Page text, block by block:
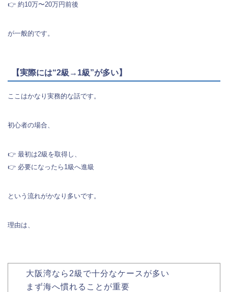
👉 約10万〜20万円前後
が一般的です。
【実際には“2級→1級”が多い】
ここはかなり実務的な話です。
初心者の場合、
👉 最初は2級を取得し、
👉 必要になったら1級へ進級
という流れがかなり多いです。
理由は、
大阪湾なら2級で十分なケースが多い
まず海へ慣れることが重要